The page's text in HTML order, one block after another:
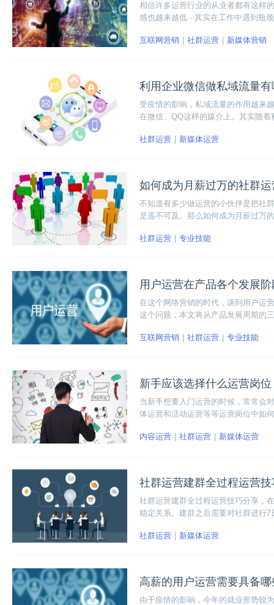
相信许多运营行业的从业者都有这样
感也越来越低···其实在工作中遇到
旧迷茫的小伙伴一些指导和启发，让
互联网营销 社群运营 新媒体营销
利用企业微信做私域流量
受疫情的影响，私域流量的作用越来
在微信、QQ这样的媒介上。其实随
社群运营
新媒体运营
如何成为月薪过万的社群运
不知道有多少做运营的小伙伴是把社
是遥不可及。那么如何成为月薪过万
社群运营
专业技能
用户运营在产品各个发展
在这个网络营销的时代，谈到用户运
这个问题，本文将从产品发展周期的
吧！
互联网营销 社群运营 专业技能
新手应该选择什么运营岗位
当新手想要入门运营的时候，常常会
体运营和活动运营等等运营岗位中如
内容运营
社群运营 新媒体运营
社群运营建群全过程运营
社群运营建群全过程运营技巧分享，
稳定关系。建群之后需要对社群进行
社群运营 新媒体运营
高薪的用户运营需要具备
由于疫情的影响，今年的就业形势较